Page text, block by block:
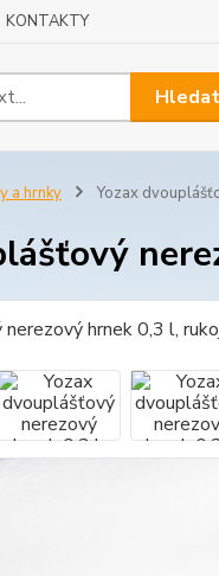
KONTAKTY
Hledat
a hrnky Yozax